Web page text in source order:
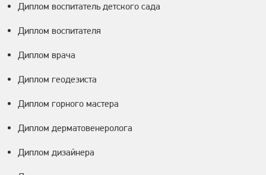
Диплом воспитатель детского сада
Диплом воспитателя
Диплом врача
Диплом геодезиста
Диплом горного мастера
Диплом дерматовенеролога
Диплом дизайнера